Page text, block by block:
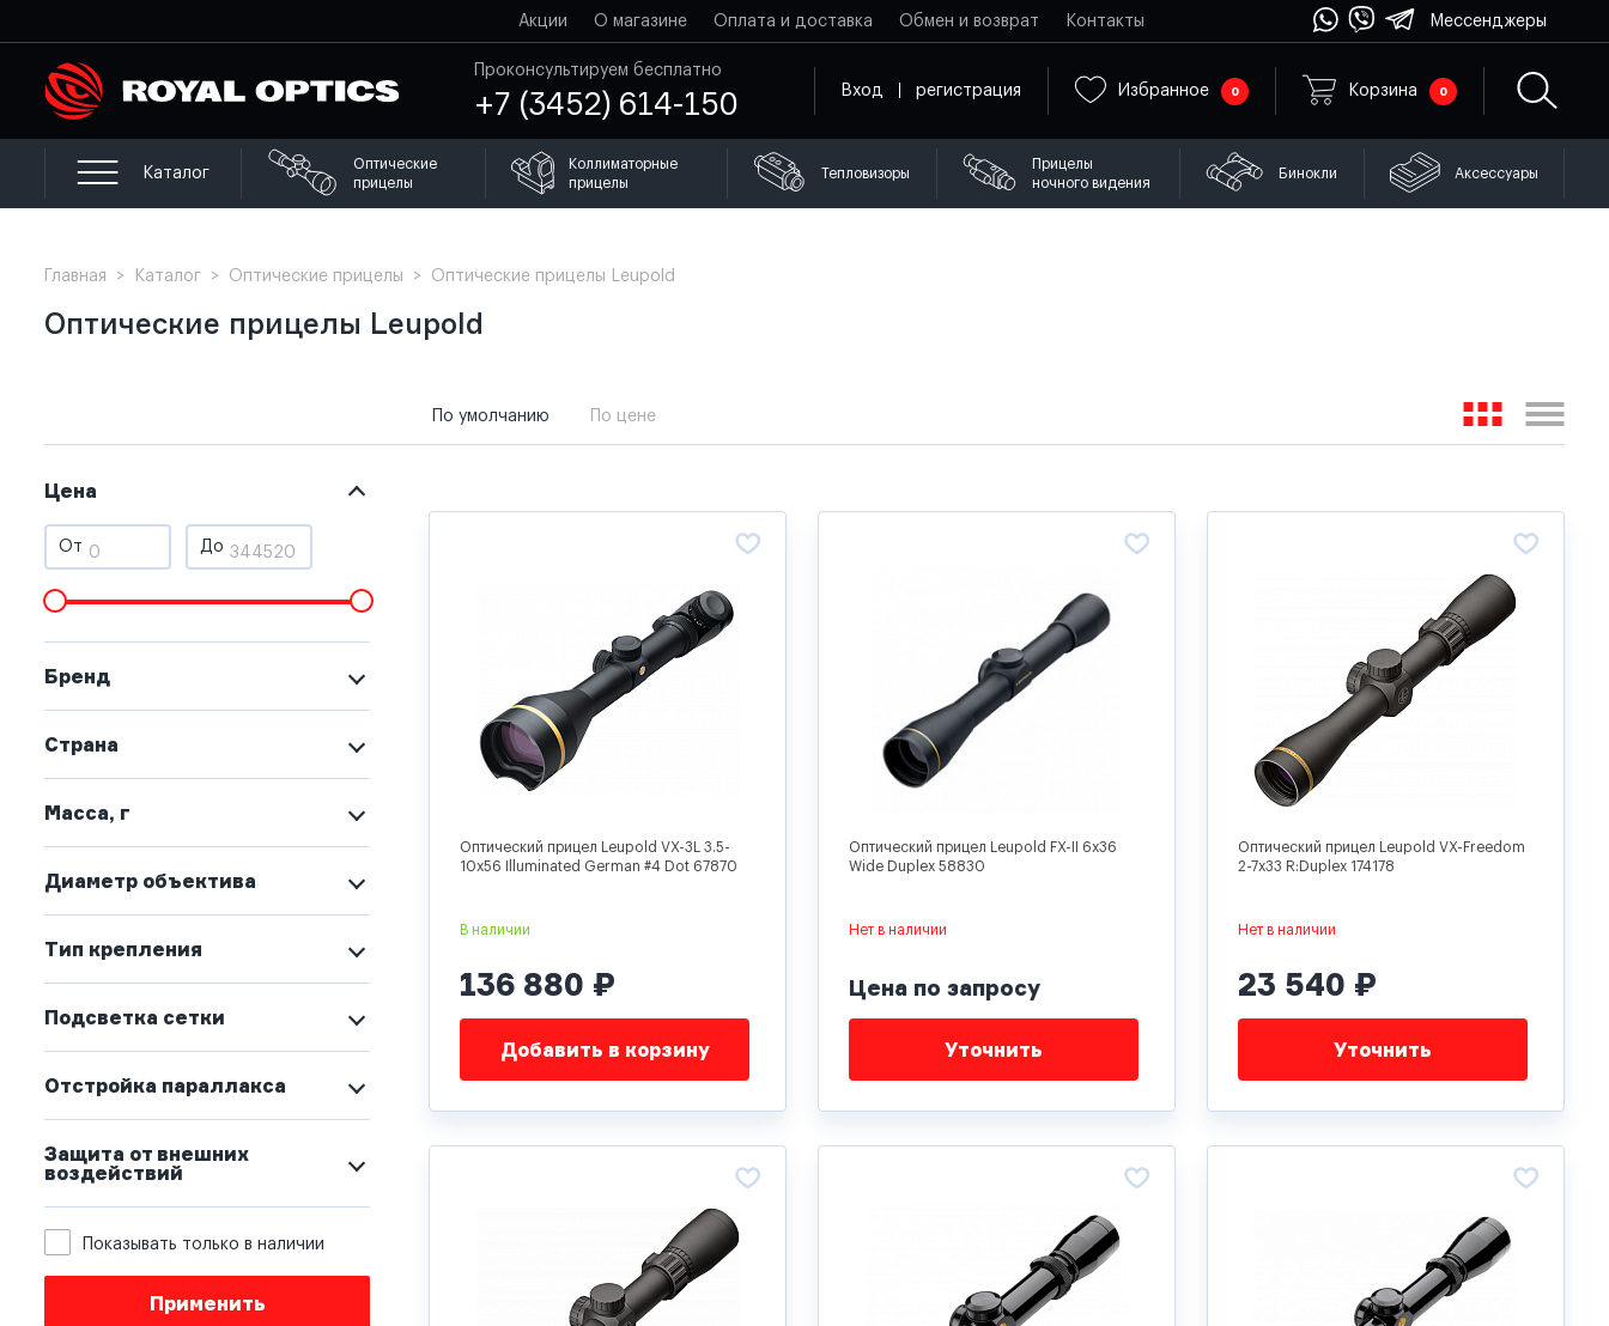
Акции О магазине Оплата и доставка Обмен и возврат Контакты Мессенджеры
Проконсультируем бесплатно
+7 (3452) 614-150 Вход регистрация Избранное 0 Корзина 0
Каталог
Оптические
прицелы
Коллиматорные
прицелы
Тепловизоры
Прицелы
ночного видения
Бинокли Аксессуары
Главная > Каталог > Оптические прицелы > Оптические прицелы Leupold
Оптические прицелы Leupold
По умолчанию По цене
Цена
От До
Бренд
Страна
Масса, г
Диаметр объектива
Тип крепления
Подсветка сетки
Отстройка параллакса
Защита от внешних
воздействий
Показывать только в наличии
Применить
Оптический прицел Leupold VX-3L 3.5-
10x56 Illuminated German #4 Dot 67870
В наличии
136 880 ₽
Добавить в корзину
Оптический прицел Leupold FX-II 6x36
Wide Duplex 58830
Нет в наличии
Цена по запросу
Уточнить
Оптический прицел Leupold VX-Freedom
2-7x33 R:Duplex 174178
Нет в наличии
23 540 ₽
Уточнить